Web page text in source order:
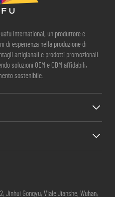
International, un produttore e
di esperienza nella produzione di
artigianali e prodotti promozionali.
soluzioni OEM e ODM affidabili,
sostenibile.
Jinhui Gongyu, Viale Jianshe, Wuhan,